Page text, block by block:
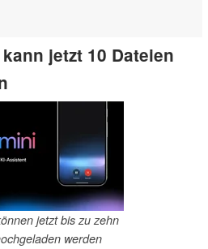
jetzt 10 Dateien
jetzt bis zu zehn
werden